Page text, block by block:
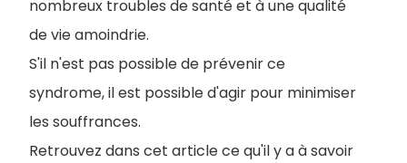
nombreux troubles de santé et à une qualité
de vie amoindrie.
S'il n'est pas possible de prévenir ce
syndrome, il est possible d'agir pour minimiser
les souffrances.
Retrouvez dans cet article ce qu'il y a à savoir